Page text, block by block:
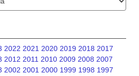
2022 2021 2020 2019 2018 2017
2012 2011 2010 2009 2008 2007
2002 2001 2000 1999 1998 1997